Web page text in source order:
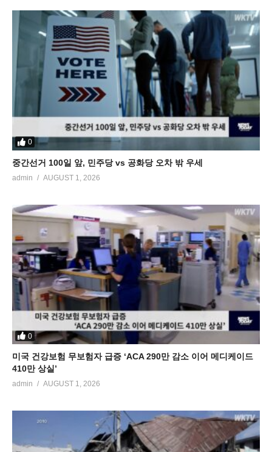
0
중간선거 100일 앞, 민주당 vs 공화당 오차 밖 우세
admin AUGUST 1, 2026
0
미국 건강보험 무보험자 급증 ‘ACA 290만 감소 이어 메디케이드
410만 상실’
admin AUGUST 1, 2026